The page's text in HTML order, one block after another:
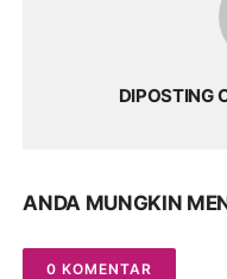
DIPOSTING
ANDA MUNGKIN
0 KOMENTAR